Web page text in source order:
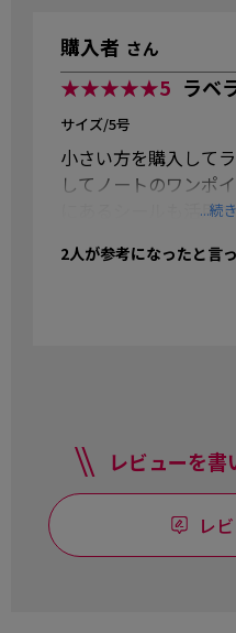
購入者 さん
★★★★★5 ラベ
サイズ/5号
小さい方を購入して
してノートのワンポ
にあるシールも活用
...続
2人が参考になったと言っ
レビューを書
レ